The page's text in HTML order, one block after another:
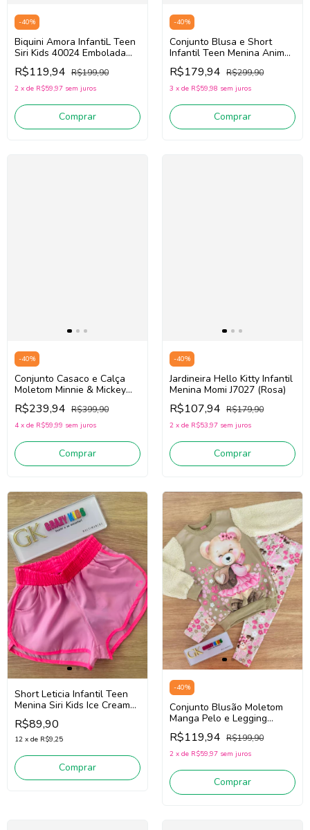
-40%
Biquini Amora InfantiL Teen
Siri Kids 40024 Embolada
(Preto/Rosa/Azul)
R$119,94 R$199,90
2 x de R$59,97 sem juros
Comprar
-40%
Conjunto Blusa e Short
Infantil Teen Menina Animé
N5749 (Off White/Marinho)
R$179,94 R$299,90
3 x de R$59,98 sem juros
Comprar
-40%
Conjunto Casaco e Calça
Moletom Minnie & Mickey
Infantil Menina Animé P6491
(Bege)
R$239,94 R$399,90
4 x de R$59,99 sem juros
Comprar
-40%
Jardineira Hello Kitty Infantil
Menina Momi J7027 (Rosa)
R$107,94 R$179,90
2 x de R$53,97 sem juros
Comprar
Short Leticia Infantil Teen
Menina Siri Kids Ice Cream
40063 (Rosa/Pink)
R$89,90
12 x de R$9,25
Comprar
-40%
Conjunto Blusão Moletom
Manga Pelo e Legging
Infantil CINTI 12893 (Bege
/Off White/Rosa Floral)
R$119,94 R$199,90
2 x de R$59,97 sem juros
Comprar